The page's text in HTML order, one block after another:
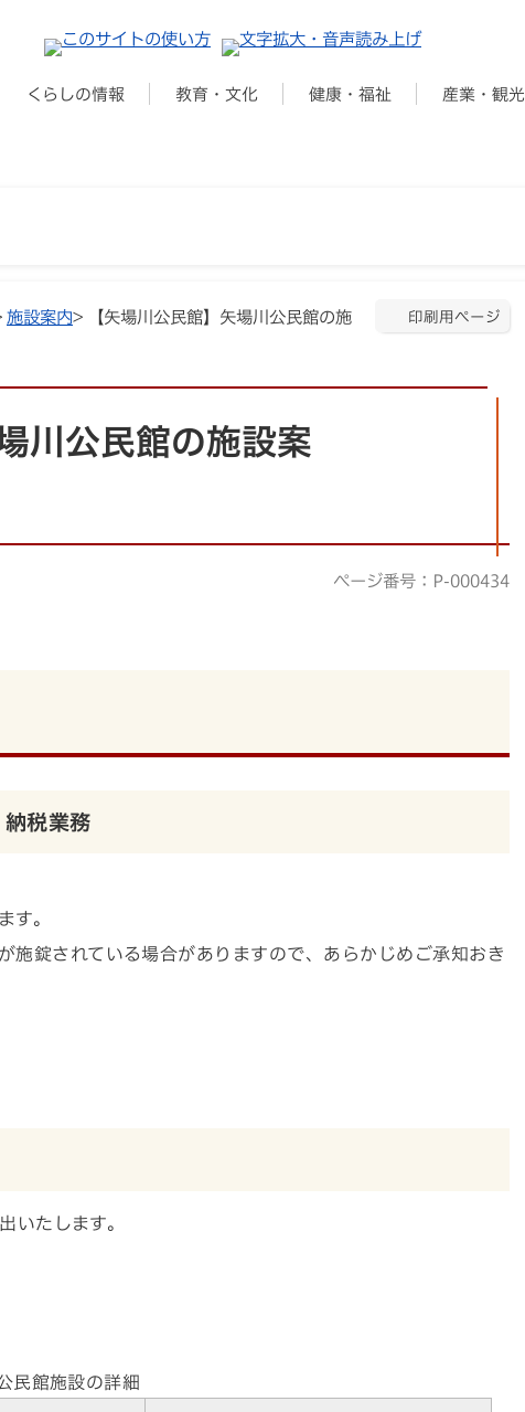
くらしの情報 教育・文化 健康・福祉 産業・観光
印刷用ページ
施設案内> 【矢場川公民館】矢場川公民館の施
川公民館の施設案
ページ番号：P-000434
税業務
す。
施錠されている場合がありますので、あらかじめご承知おき
いたします。
民館施設の詳細